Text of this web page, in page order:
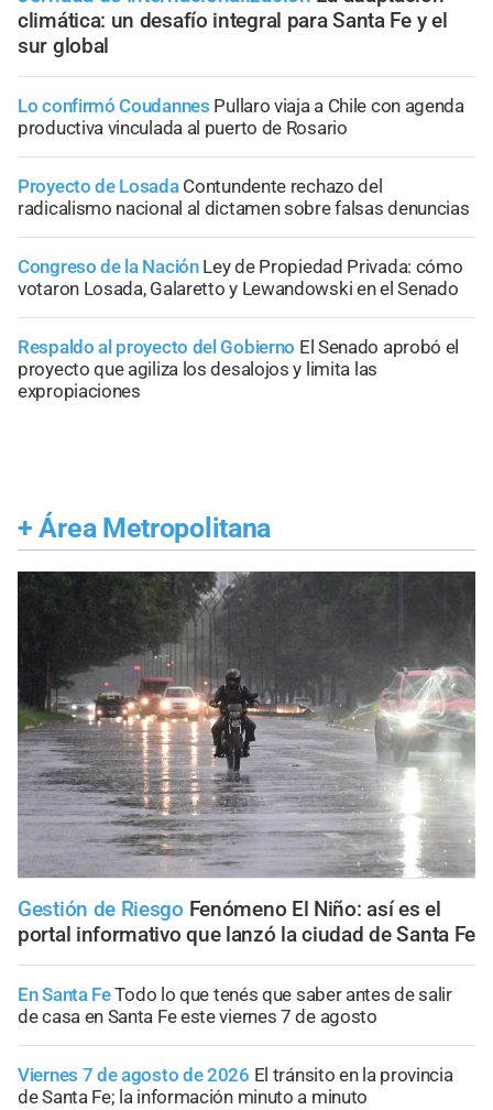
climática: un desafío integral para Santa Fe y el
sur global
Lo confirmó Coudannes Pullaro viaja a Chile con agenda
productiva vinculada al puerto de Rosario
Proyecto de Losada Contundente rechazo del
radicalismo nacional al dictamen sobre falsas denuncias
Congreso de la Nación Ley de Propiedad Privada: cómo
votaron Losada, Galaretto y Lewandowski en el Senado
Respaldo al proyecto del Gobierno El Senado aprobó el
proyecto que agiliza los desalojos y limita las
expropiaciones
+ Área Metropolitana
Gestión de Riesgo Fenómeno El Niño: así es el
portal informativo que lanzó la ciudad de Santa Fe
En Santa FeTodo lo que tenés que saber antes de salir
de casa en Santa Fe este viernes 7 de agosto
Viernes 7 de agosto de 2026 El tránsito en la provincia
de Santa Fe; la información minuto a minuto